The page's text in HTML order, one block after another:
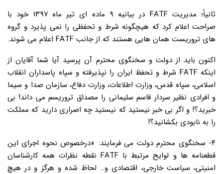
ثانیاً؛ مدیریت FATF در بیانیه ۹ ماده ای تیر ماه ۱۳۹۷ خود با
صراحت اعلام کرد که هیچگونه شرط و تحفظی را نمی پذیرد و گروه
های تروریست همان هایی هستند که از جانب FATF اعلام می شوند.
اکنون باید از دولت و سخنگوی محترم آن پرسید آیا شما آقایان از
اینکه FATF شرط و تحفظ ایران را نپذیرفته و سپاه پاسداران انقلاب
اسلامی، سپاه قدس، وزارت اطلاعات، وزارت دفاع، سازمان صدا و سیما
و افرادی نظیر سردار قاسم سلیمانی را مصداق تروریسم می داند! بی
خبرید؟! و اگر بی خبر نیستید که نیستید چه اصراری دارید که مملکت
را به نابودی بکشانید؟!
۴- سخنگوی محترم دولت می فرمایند: «درخصوص نحوه اجرای این
قطعنامه ها و لوایح مرتبط با FATF نقطه نظرات همه کارشناسان
امنیتی، سیاست خارجی، اقتصادی و… لحاظ شده و هرگز و در هیچ